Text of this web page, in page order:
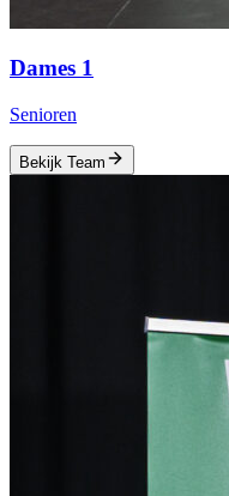
Dames 1
Senioren
Bekijk Team